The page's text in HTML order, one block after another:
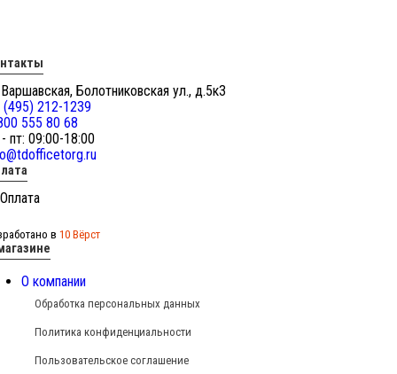
Болотниковская ул., д.5к3
(495) 212-1239
555 80 68
пт: 09:00-18:00
в 10 Вёрст
О компании
Обработка персональных данных
Политика конфиденциальности
Пользовательское соглашение